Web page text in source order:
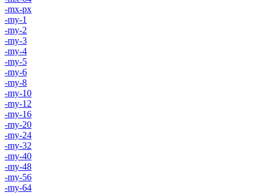
-mx-px
-my-1
-my-2
-my-3
-my-4
-my-5
-my-6
-my-8
-my-10
-my-12
-my-16
-my-20
-my-24
-my-32
-my-40
-my-48
-my-56
-my-64